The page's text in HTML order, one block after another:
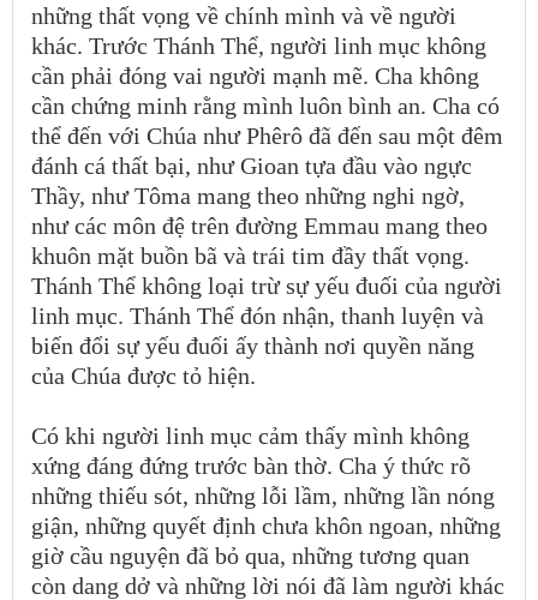
những thất vọng về chính mình và về người
khác. Trước Thánh Thể, người linh mục không
cần phải đóng vai người mạnh mẽ. Cha không
cần chứng minh rằng mình luôn bình an. Cha có
thể đến với Chúa như Phêrô đã đến sau một đêm
đánh cá thất bại, như Gioan tựa đầu vào ngực
Thầy, như Tôma mang theo những nghi ngờ,
như các môn đệ trên đường Emmau mang theo
khuôn mặt buồn bã và trái tim đầy thất vọng.
Thánh Thể không loại trừ sự yếu đuối của người
linh mục. Thánh Thể đón nhận, thanh luyện và
biến đổi sự yếu đuối ấy thành nơi quyền năng
của Chúa được tỏ hiện.
Có khi người linh mục cảm thấy mình không
xứng đáng đứng trước bàn thờ. Cha ý thức rõ
những thiếu sót, những lỗi lầm, những lần nóng
giận, những quyết định chưa khôn ngoan, những
giờ cầu nguyện đã bỏ qua, những tương quan
còn dang dở và những lời nói đã làm người khác